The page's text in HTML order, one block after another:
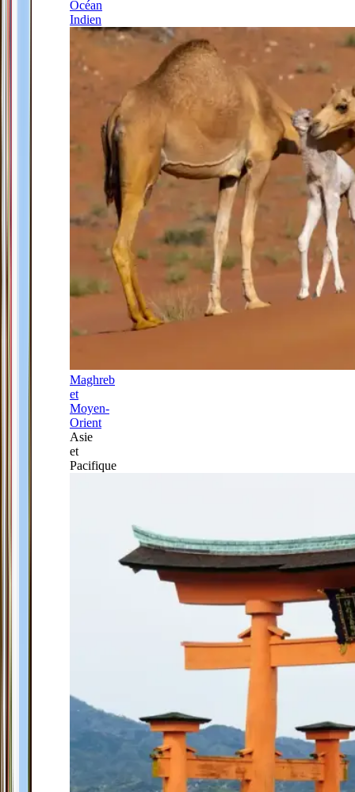
Océan
Indien
Maghreb
et
Moyen-
Orient
Asie
et
Pacifique